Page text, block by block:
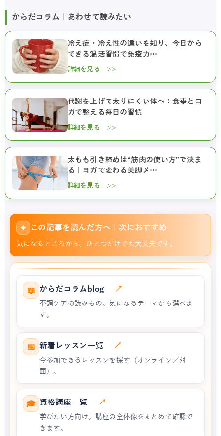
からだコラム｜あわせて読みたい
冷え症・冷え性の違いを知り、今日から
できる温活習慣で免疫力…
詳細を見る >>
代謝を上げて太りにくい体へ：食事とヨ
ガで整える毎日の習慣
詳細を見る >>
太もも引き締めは“筋肉の使い方”で決ま
る｜ヨガで変わる美脚メ…
詳細を見る >>
✦ この記事を読んだ方へ｜次におすすめ
気になるところから、ひとつだけでも大丈夫です。
📖 からだコラムblog ↗
不調ケアの読みもの。気になるテーマから選べま
す。
📅 新着レッスン一覧 ↗
今参加できるレッスンを探す（オンライン／対
面）。
🎓 資格講座一覧 ↗
学びたい方向け。講座の全体像をまとめて確認で
きます。